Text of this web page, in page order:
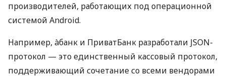
производителей, работающих под операционной
системой Android.
Например, àбанк и ПриватБанк разработали JSON-
протокол — это единственный кассовый протокол,
поддерживающий сочетание со всеми вендорами